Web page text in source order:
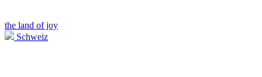
the land of joy
Schweiz